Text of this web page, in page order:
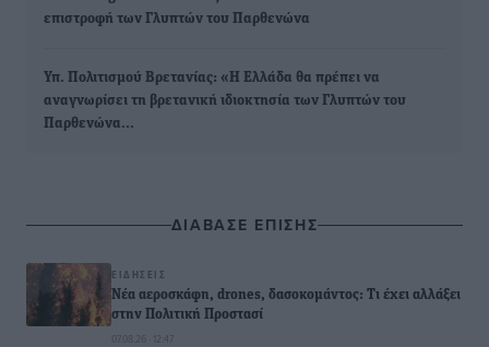
επιστροφή των Γλυπτών του Παρθενώνα
Υπ. Πολιτισμού Βρετανίας: «Η Ελλάδα θα πρέπει να
αναγνωρίσει τη βρετανική ιδιοκτησία των Γλυπτών του
Παρθενώνα…
ΔΙΑΒΑΣΕ ΕΠΙΣΗΣ
ΕΙΔΉΣΕΙΣ
Νέα αεροσκάφη, drones, δασοκομάντος: Τι έχει αλλάξει
στην Πολιτική Προστασί
07.08.26 · 12:47